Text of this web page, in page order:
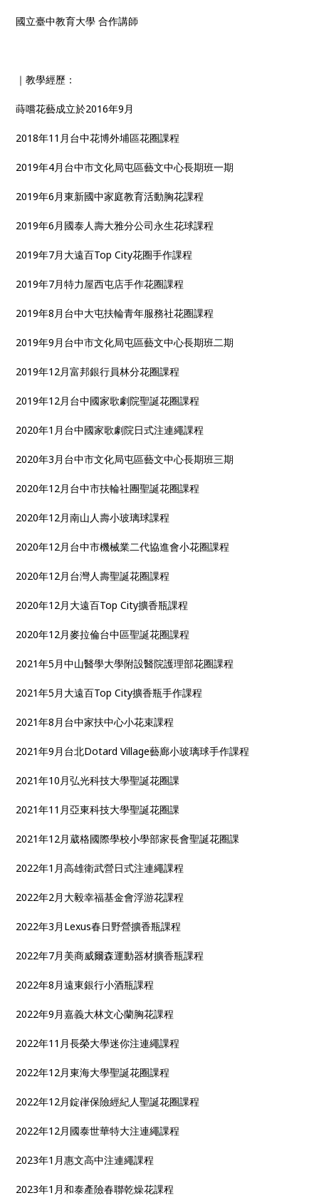
國立臺中教育大學 合作講師
｜教學經歷：
蒔嚐花藝成立於2016年9月
2018年11月台中花博外埔區花圈課程
2019年4月台中市文化局屯區藝文中心長期班一期
2019年6月東新國中家庭教育活動胸花課程
2019年6月國泰人壽大雅分公司永生花球課程
2019年7月大遠百Top City花圈手作課程
2019年7月特力屋西屯店手作花圈課程
2019年8月台中大屯扶輪青年服務社花圈課程
2019年9月台中市文化局屯區藝文中心長期班二期
2019年12月富邦銀行員林分花圈課程
2019年12月台中國家歌劇院聖誕花圈課程
2020年1月台中國家歌劇院日式注連繩課程
2020年3月台中市文化局屯區藝文中心長期班三期
2020年12月台中市扶輪社團聖誕花圈課程
2020年12月南山人壽小玻璃球課程
2020年12月台中市機械業二代協進會小花圈課程
2020年12月台灣人壽聖誕花圈課程
2020年12月大遠百Top City擴香瓶課程
2020年12月麥拉倫台中區聖誕花圈課程
2021年5月中山醫學大學附設醫院護理部花圈課程
2021年5月大遠百Top City擴香瓶手作課程
2021年8月台中家扶中心小花束課程
2021年9月台北Dotard Village藝廊小玻璃球手作課程
2021年10月弘光科技大學聖誕花圈課
2021年11月亞東科技大學聖誕花圈課
2021年12月葳格國際學校小學部家長會聖誕花圈課
2022年1月高雄衛武營日式注連繩課程
2022年2月大毅幸福基金會浮游花課程
2022年3月Lexus春日野營擴香瓶課程
2022年7月美商威爾森運動器材擴香瓶課程
2022年8月遠東銀行小酒瓶課程
2022年9月嘉義大林文心蘭胸花課程
2022年11月長榮大學迷你注連繩課程
2022年12月東海大學聖誕花圈課程
2022年12月錠嵂保險經紀人聖誕花圈課程
2022年12月國泰世華特大注連繩課程
2023年1月惠文高中注連繩課程
2023年1月和泰產險春聯乾燥花課程